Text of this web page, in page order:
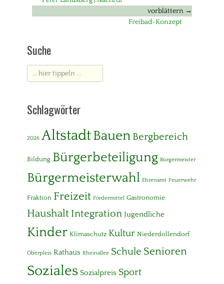
vorblättern →
Freibad-Konzept
Suche
Suche
nach:
Schlagwörter
2026 AltstadtBauen Bergbereich
Bildung Bürgerbeteiligung Bürgermeister
Bürgermeisterwahl Ehrenamt Feuerwehr
Fraktion Freizeit Fördermittel Gastronomie
Haushalt Integration Jugendliche
Kinder Klimaschutz Kultur Niederdollendorf
Oberpleis Rathaus Rheinallee Schule Senioren
Soziales Sozialpreis Sport